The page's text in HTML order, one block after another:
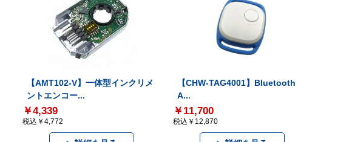
【AMT102-V】一体型インクリメ
ントエンコー...
￥4,339
税込￥4,772
【CHW-TAG4001】Bluetooth
A...
￥11,700
税込￥12,870